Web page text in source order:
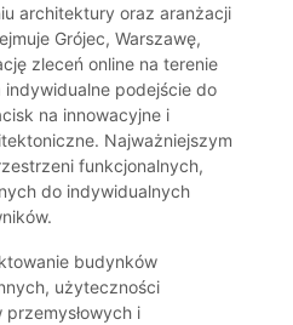
architektury oraz aranżacji
Grójec, Warszawę,
zleceń online na terenie
indywidualne podejście do
na innowacyjne i
Najważniejszym
funkcjonalnych,
do indywidualnych
budynków
użyteczności
i